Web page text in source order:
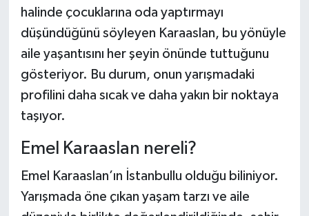
halinde çocuklarına oda yaptırmayı
düşündüğünü söyleyen Karaaslan, bu yönüyle
aile yaşantısını her şeyin önünde tuttuğunu
gösteriyor. Bu durum, onun yarışmadaki
profilini daha sıcak ve daha yakın bir noktaya
taşıyor.
Emel Karaaslan nereli?
Emel Karaaslan’ın İstanbullu olduğu biliniyor.
Yarışmada öne çıkan yaşam tarzı ve aile
Tosya Haberleri
Ulusal Haberler
Teknoloji Haberleri
Siyaset Haberleri